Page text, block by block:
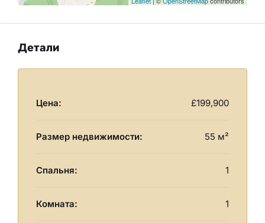
Детали
Цена: £199,900
Размер недвижимости: 55 м²
Спальня: 1
Комната: 1